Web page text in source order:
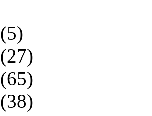
(5)
(27)
(65)
(38)